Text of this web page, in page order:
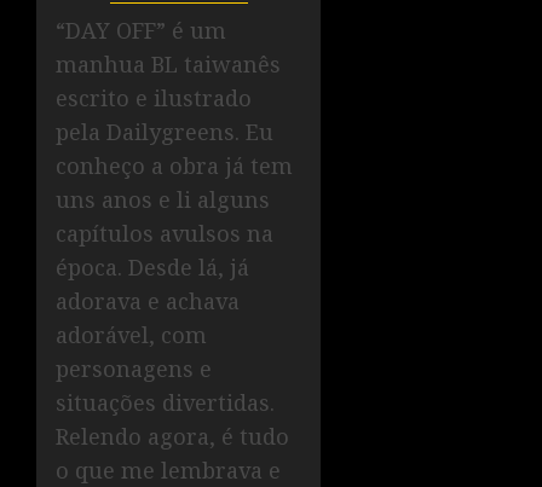
“DAY OFF” é um
manhua BL taiwanês
escrito e ilustrado
pela Dailygreens. Eu
conheço a obra já tem
uns anos e li alguns
capítulos avulsos na
época. Desde lá, já
adorava e achava
adorável, com
personagens e
situações divertidas.
Relendo agora, é tudo
o que me lembrava e